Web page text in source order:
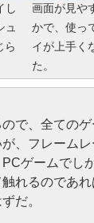
し
ュ
ら
画面が見や
かで、使っ
イが上手く
た。
で、全てのゲ
、フレーム
PCゲームでし
れるのであ
だ。